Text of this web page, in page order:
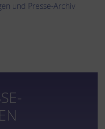
und Presse-Archiv